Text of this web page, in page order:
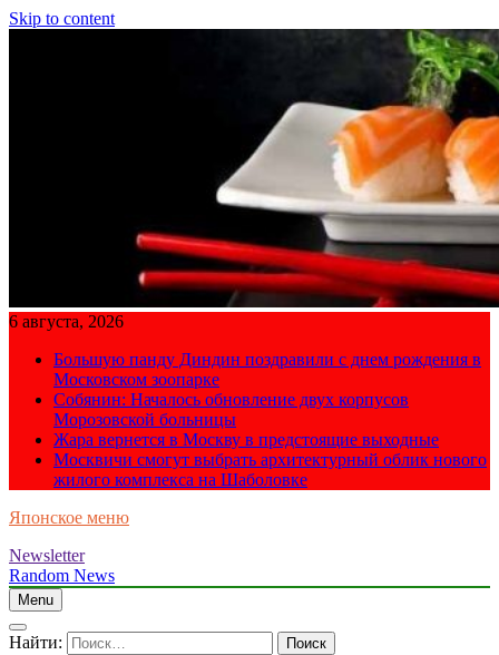
Skip to content
6 августа, 2026
Большую панду Диндин поздравили с днем рождения в
Московском зоопарке
Собянин: Началось обновление двух корпусов
Морозовской больницы
Жара вернется в Москву в предстоящие выходные
Москвичи смогут выбрать архитектурный облик нового
жилого комплекса на Шаболовке
Японское меню
Newsletter
Random News
Menu
Найти: